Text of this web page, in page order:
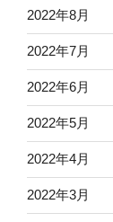
2022年8月
2022年7月
2022年6月
2022年5月
2022年4月
2022年3月